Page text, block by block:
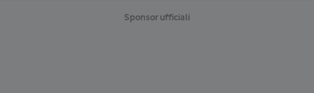
Sponsor ufficiali